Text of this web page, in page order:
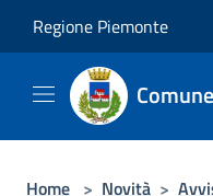
Regione Piemonte
Home > Novità >